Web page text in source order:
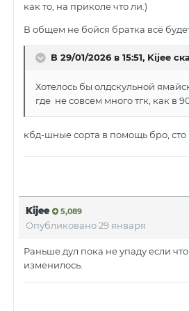
как то, на приколе что ли.)
В общем не бойся братка всё
В 29/01/2026 в 15:51, Kijee
Хотелось бы олдскульной
где не совсем много тгк, как в
кбд-шные сорта в помощь бро, сто
Kijee 5,089
Опубликовано29 января
Раньше дул пока не упаду если
изменилось.